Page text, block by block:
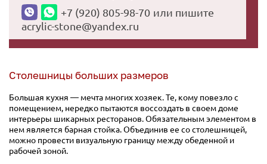
+7 (920) 805-98-70 или пишите
acrylic-stone@yandex.ru
Столешницы больших размеров
Большая кухня — мечта многих хозяек. Те, кому повезло с
помещением, нередко пытаются воссоздать в своем доме
интерьеры шикарных ресторанов. Обязательным элементом в
нем является барная стойка. Объединив ее со столешницей,
можно провести визуальную границу между обеденной и
рабочей зоной.